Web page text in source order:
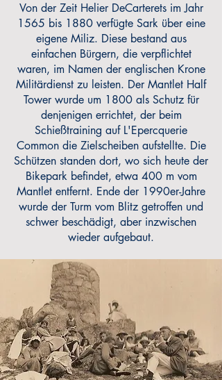
Von der Zeit Helier DeCarterets im Jahr
1565 bis 1880 verfügte Sark über eine
eigene Miliz. Diese bestand aus
einfachen Bürgern, die verpflichtet
waren, im Namen der englischen Krone
Militärdienst zu leisten. Der Mantlet Half
Tower wurde um 1800 als Schutz für
denjenigen errichtet, der beim
Schießtraining auf L'Epercquerie
Common die Zielscheiben aufstellte. Die
Schützen standen dort, wo sich heute der
Bikepark befindet, etwa 400 m vom
Mantlet entfernt. Ende der 1990er-Jahre
wurde der Turm vom Blitz getroffen und
schwer beschädigt, aber inzwischen
wieder aufgebaut.